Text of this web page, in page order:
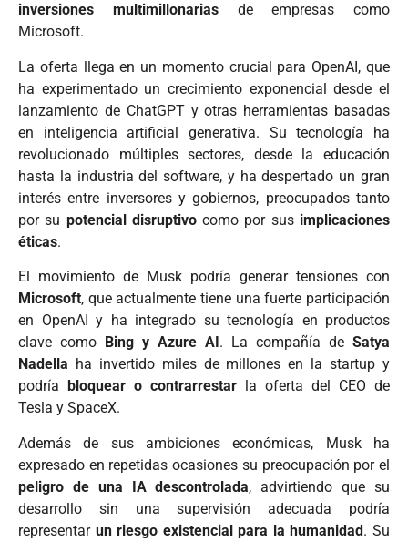
inversiones multimillonariasde empresas como
Microsoft.
La oferta llega en un momento crucial para OpenAI, que
ha experimentado un crecimiento exponencial desde el
lanzamiento de ChatGPT y otras herramientas basadas
en inteligencia artificial generativa. Su tecnología ha
revolucionado múltiples sectores, desde la educación
hasta la industria del software, y ha despertado un gran
interés entre inversores y gobiernos, preocupados tanto
por su potencial disruptivocomo por sus implicaciones
éticas.
El movimiento de Musk podría generar tensiones con
Microsoft, que actualmente tiene una fuerte participación
en OpenAI y ha integrado su tecnología en productos
clave como
Bing y Azure AI . La compañía de Satya
Nadella ha invertido miles de millones en la startup y
podría
bloquear o contrarrestar la oferta del CEO de
Tesla y SpaceX.
Además de sus ambiciones económicas, Musk ha
expresado en repetidas ocasiones su preocupación por el
peligro de una IA descontrolada, advirtiendo que su
desarrollo sin una supervisión adecuada podría
representar un riesgo existencial para la humanidad. Su